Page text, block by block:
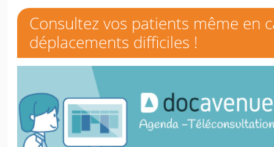
Consultez vos patients même en
déplacements difficiles !